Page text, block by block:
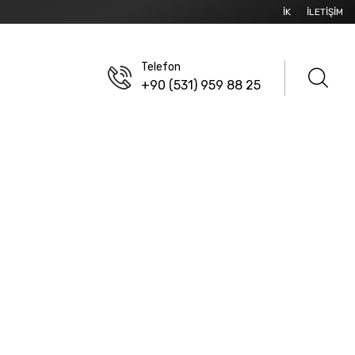
İK İLETIŞIM
Telefon
+90 (531) 959 88 25